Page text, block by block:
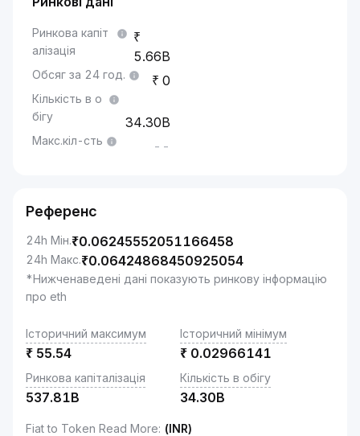
Ринкова капіт
алізація
5.66B
Обсяг за 24 год. 0
Кількість в о
бігу
34.30B
Макс.кіл-сть --
Референс
24h Мін.₹0.06245552051166458
24h Макс.₹0.06424868450925054
*Нижченаведені дані показують ринкову інформацію
про eth
Історичний максимум
₹ 55.54
Історичний мінімум
₹ 0.02966141
Ринкова капіталізація
537.81B
Кількість в обігу
34.30B
Fiat to Token Read More: (INR)